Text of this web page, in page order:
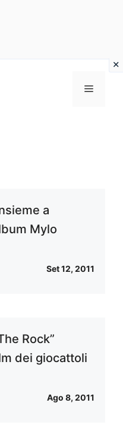
Menu
a
Mylo
Set 12, 2011
Rock”
dei giocattoli
Ago 8, 2011